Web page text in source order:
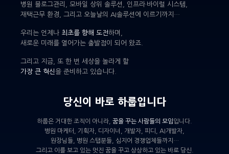
병원 블로그관리, 모바일 상위 솔루션, 인프라·바이럴 시스템,
재택근무 환경, 그리고 오늘날의 AI솔루션에 이르기까지…
우리는 언제나 최초를 향해 도전하며,
새로운 미래를 열어가는 출발점이 되어 왔죠.
그리고 지금, 또 한 번 세상을 놀라게 할
가장 큰 혁신을 준비하고 있습니다.
당신이 바로 하룹입니다
하룹은 거대한 조직이 아니라, 꿈을 꾸는 사람들의 모임입니다.
병원 마케터, 기획자, 디자이너, 개발자, 피디, AI개발자,
원장님들, 병원 스탭분들, 심지어 경쟁업체들까지…
그리고 이를 보고 있는 멋진 꿈을 꾸고 상상하고 있는 바로 당신.